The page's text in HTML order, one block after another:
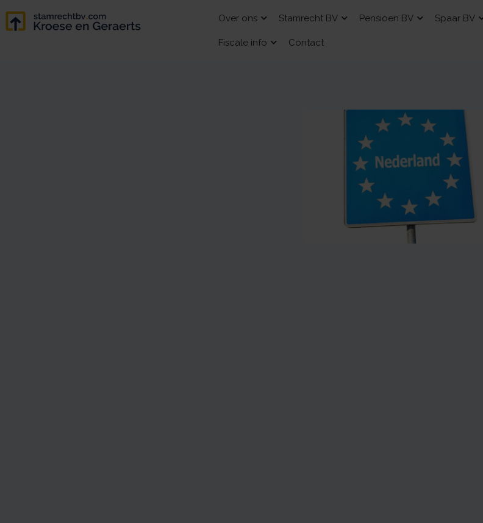
Over ons Stamrecht BV Pensioen BV Spaar BV
Fiscale info Contact